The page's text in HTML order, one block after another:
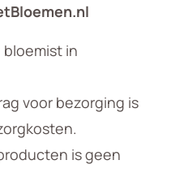
in
voor bezorging is
is geen